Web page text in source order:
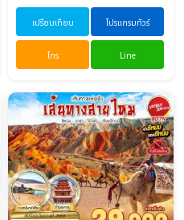
เปรียบเทียบ โปรแกรมทัวร์
โทร Line